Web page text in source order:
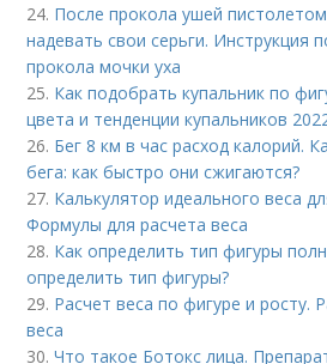
24. После прокола ушей
надевать свои серьги. Инструкция
прокола мочки уха
25. Как подобрать купальник по
цвета и тенденции купальников
26. Бег 8 км в час расход калорий.
бега: как быстро они сжигаются?
27. Калькулятор идеального веса
Формулы для расчета веса
28. Как определить тип фигуры
определить тип фигуры?
29. Расчет веса по фигуре и росту.
веса
30.Что такое Ботокс лица.